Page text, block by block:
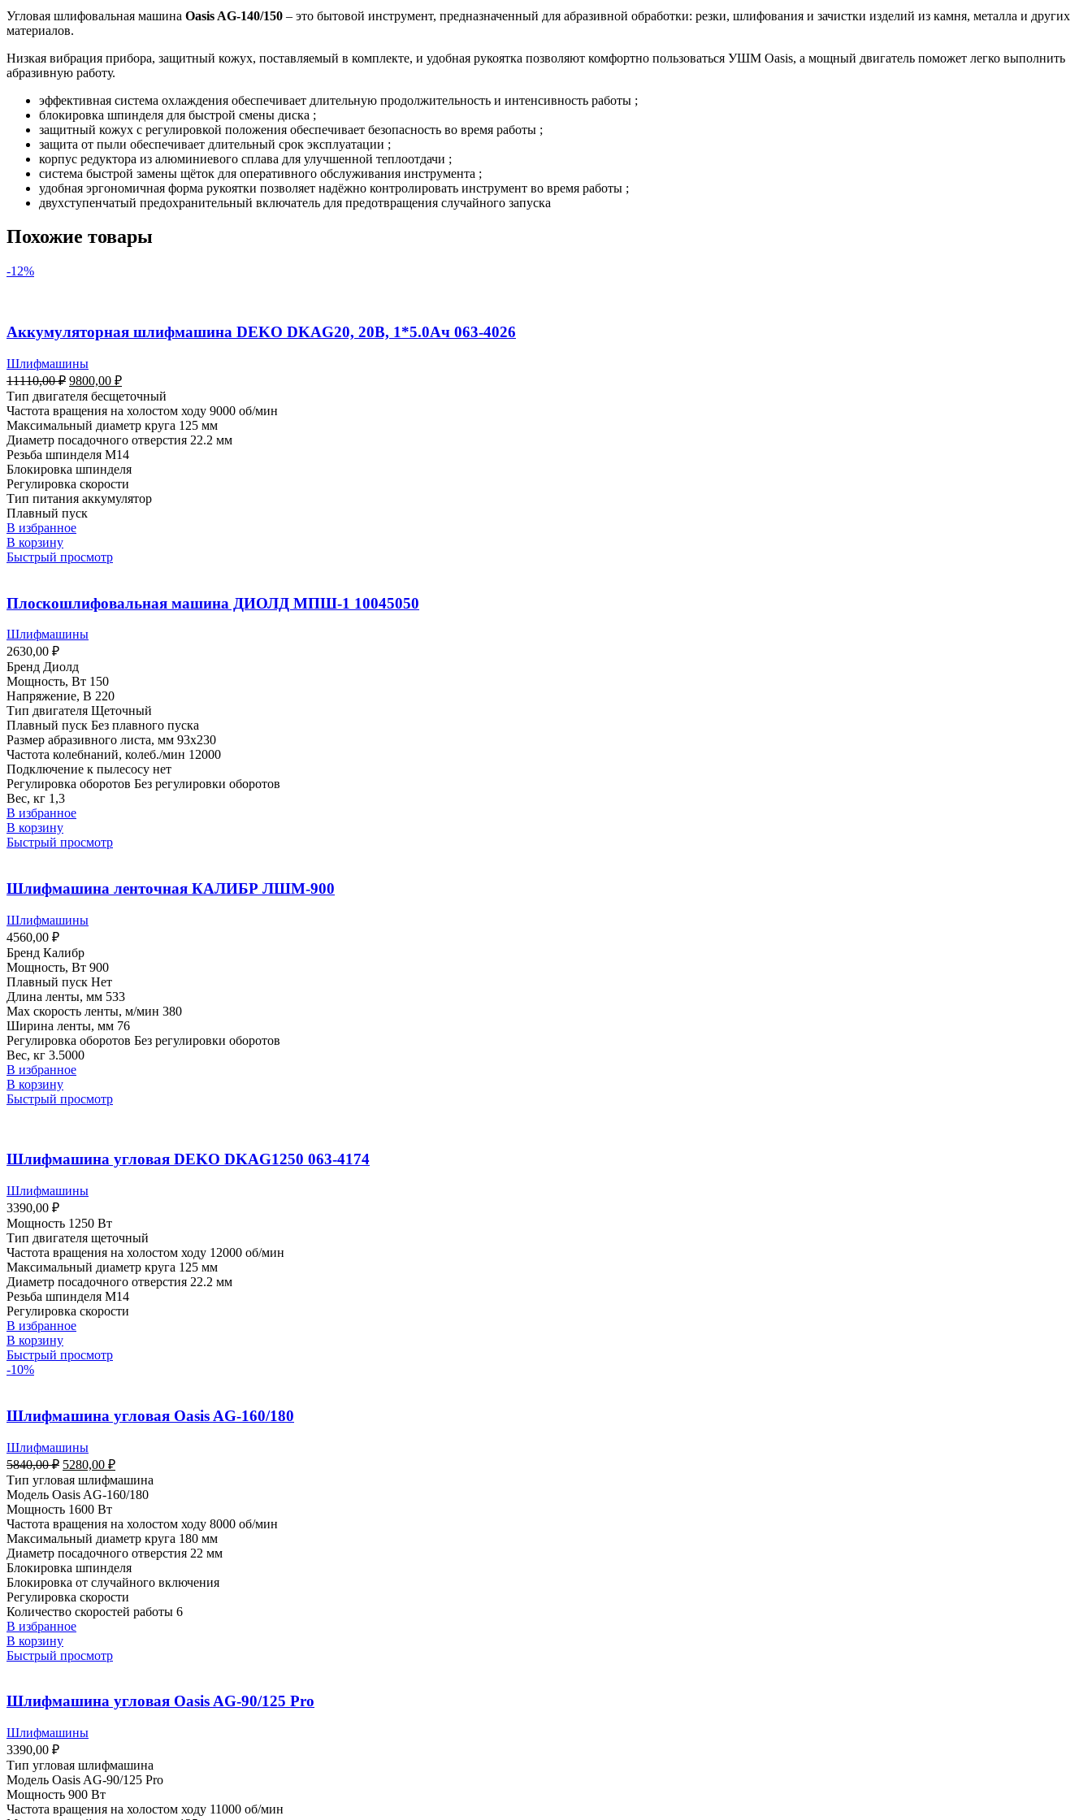
Угловая шлифовальная машина Oasis AG-140/150 – это бытовой инструмент, предназначенный для абразивной обработки: резки, шлифования и зачистки изделий из камня, металла и других
материалов.
Низкая вибрация прибора, защитный кожух, поставляемый в комплекте, и удобная рукоятка позволяют комфортно пользоваться УШМ Oasis, а мощный двигатель поможет легко выполнить
абразивную работу.
эффективная система охлаждения обеспечивает длительную продолжительность и интенсивность работы ;
блокировка шпинделя для быстрой смены диска ;
защитный кожух с регулировкой положения обеспечивает безопасность во время работы ;
защита от пыли обеспечивает длительный срок эксплуатации ;
корпус редуктора из алюминиевого сплава для улучшенной теплоотдачи ;
система быстрой замены щёток для оперативного обслуживания инструмента ;
удобная эргономичная форма рукоятки позволяет надёжно контролировать инструмент во время работы ;
двухступенчатый предохранительный включатель для предотвращения случайного запуска
Похожие товары
-12%
Аккумуляторная шлифмашина DEKO DKAG20, 20В, 1*5.0Ач 063-4026
Шлифмашины
11110,00₽ Первоначальная
цена
составляла
11110,00 ₽.
9800,00 ₽Текущая
цена:
9800,00 ₽.
Тип двигателя бесщеточный
Частота вращения на холостом ходу 9000 об/мин
Максимальный диаметр круга 125 мм
Диаметр посадочного отверстия 22.2 мм
Резьба шпинделя M14
Блокировка шпинделя
Регулировка скорости
Тип питания аккумулятор
Плавный пуск
В избранное
В корзину
Быстрый просмотр
Плоскошлифовальная машина ДИОЛД МПШ-1 10045050
Шлифмашины
2630,00 ₽
Бренд Диолд
Мощность, Вт 150
Напряжение, В 220
Тип двигателя Щеточный
Плавный пуск Без плавного пуска
Размер абразивного листа, мм 93х230
Частота колебнаний, колеб./мин 12000
Подключение к пылесосу нет
Регулировка оборотов Без регулировки оборотов
Вес, кг 1,3
В избранное
В корзину
Быстрый просмотр
Шлифмашина ленточная КАЛИБР ЛШМ-900
Шлифмашины
4560,00 ₽
Бренд Калибр
Мощность, Вт 900
Плавный пуск Нет
Длина ленты, мм 533
Max скорость ленты, м/мин 380
Ширина ленты, мм 76
Регулировка оборотов Без регулировки оборотов
Вес, кг 3.5000
В избранное
В корзину
Быстрый просмотр
Шлифмашина угловая DEKO DKAG1250 063-4174
Шлифмашины
3390,00 ₽
Мощность 1250 Вт
Тип двигателя щеточный
Частота вращения на холостом ходу 12000 об/мин
Максимальный диаметр круга 125 мм
Диаметр посадочного отверстия 22.2 мм
Резьба шпинделя M14
Регулировка скорости
В избранное
В корзину
Быстрый просмотр
-10%
Шлифмашина угловая Oasis AG-160/180
Шлифмашины
5840,00₽ Первоначальная
цена
составляла
5840,00 ₽.
5280,00 ₽Текущая
цена:
5280,00 ₽.
Тип угловая шлифмашина
Модель Oasis AG-160/180
Мощность 1600 Вт
Частота вращения на холостом ходу 8000 об/мин
Максимальный диаметр круга 180 мм
Диаметр посадочного отверстия 22 мм
Блокировка шпинделя
Блокировка от случайного включения
Регулировка скорости
Количество скоростей работы 6
В избранное
В корзину
Быстрый просмотр
Шлифмашина угловая Oasis AG-90/125 Pro
Шлифмашины
3390,00 ₽
Тип угловая шлифмашина
Модель Oasis AG-90/125 Pro
Мощность 900 Вт
Частота вращения на холостом ходу 11000 об/мин